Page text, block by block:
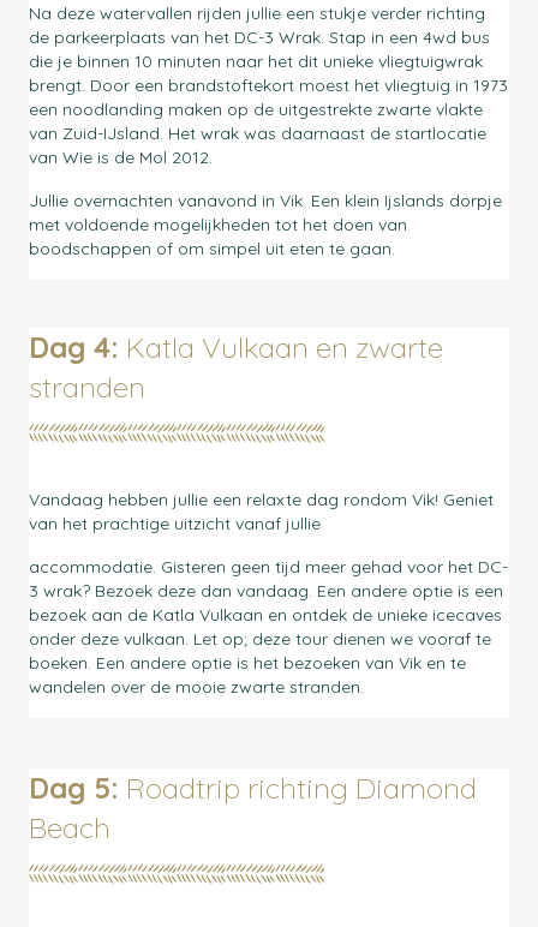
Na deze watervallen rijden jullie een stukje verder richting
de parkeerplaats van het DC-3 Wrak. Stap in een 4wd bus
die je binnen 10 minuten naar het dit unieke vliegtuigwrak
brengt. Door een brandstoftekort moest het vliegtuig in 1973
een noodlanding maken op de uitgestrekte zwarte vlakte
van Zuid-IJsland. Het wrak was daarnaast de startlocatie
van Wie is de Mol 2012.
Jullie overnachten vanavond in Vik. Een klein Ijslands dorpje
met voldoende mogelijkheden tot het doen van
boodschappen of om simpel uit eten te gaan.
Dag 4: Katla Vulkaan en zwarte
stranden
Vandaag hebben jullie een relaxte dag rondom Vik! Geniet
van het prachtige uitzicht vanaf jullie
accommodatie. Gisteren geen tijd meer gehad voor het DC-
3 wrak? Bezoek deze dan vandaag. Een andere optie is een
bezoek aan de Katla Vulkaan en ontdek de unieke icecaves
onder deze vulkaan. Let op; deze tour dienen we vooraf te
boeken. Een andere optie is het bezoeken van Vik en te
wandelen over de mooie zwarte stranden.
Dag 5: Roadtrip richting Diamond
Beach